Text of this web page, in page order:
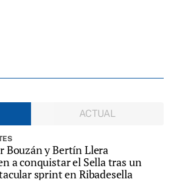
ACTUAL
Bouzán y Bertín Llera
a conquistar el Sella tras un
sprint en Ribadesella